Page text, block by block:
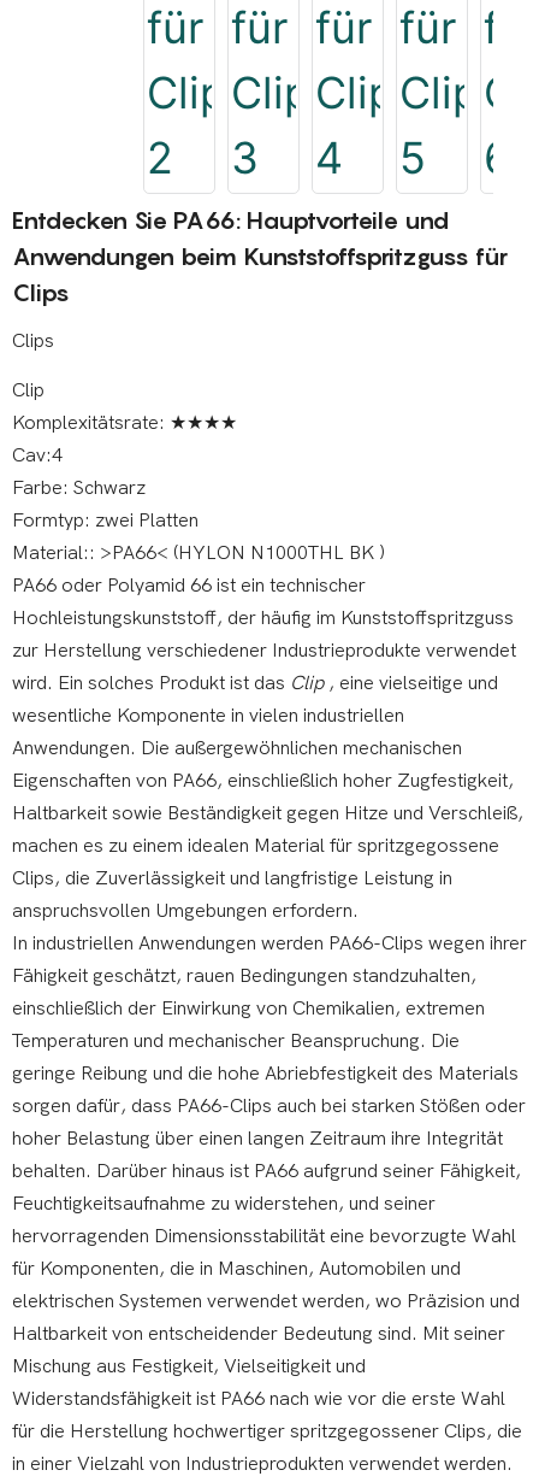
Entdecken Sie PA66: Hauptvorteile und
Anwendungen beim Kunststoffspritzguss für
Clips
Clips
Clip
Komplexitätsrate: ★★★★
Cav:4
Farbe: Schwarz
Formtyp: zwei Platten
Material:: >PA66< (HYLON N1000THL BK )
PA66 oder Polyamid 66 ist ein technischer
Hochleistungskunststoff, der häufig im Kunststoffspritzguss
zur Herstellung verschiedener Industrieprodukte verwendet
wird. Ein solches Produkt ist das Clip , eine vielseitige und
wesentliche Komponente in vielen industriellen
Anwendungen. Die außergewöhnlichen mechanischen
Eigenschaften von PA66, einschließlich hoher Zugfestigkeit,
Haltbarkeit sowie Beständigkeit gegen Hitze und Verschleiß,
machen es zu einem idealen Material für spritzgegossene
Clips, die Zuverlässigkeit und langfristige Leistung in
anspruchsvollen Umgebungen erfordern.
In industriellen Anwendungen werden PA66-Clips wegen ihrer
Fähigkeit geschätzt, rauen Bedingungen standzuhalten,
einschließlich der Einwirkung von Chemikalien, extremen
Temperaturen und mechanischer Beanspruchung. Die
geringe Reibung und die hohe Abriebfestigkeit des Materials
sorgen dafür, dass PA66-Clips auch bei starken Stößen oder
hoher Belastung über einen langen Zeitraum ihre Integrität
behalten. Darüber hinaus ist PA66 aufgrund seiner Fähigkeit,
Feuchtigkeitsaufnahme zu widerstehen, und seiner
hervorragenden Dimensionsstabilität eine bevorzugte Wahl
für Komponenten, die in Maschinen, Automobilen und
elektrischen Systemen verwendet werden, wo Präzision und
Haltbarkeit von entscheidender Bedeutung sind. Mit seiner
Mischung aus Festigkeit, Vielseitigkeit und
Widerstandsfähigkeit ist PA66 nach wie vor die erste Wahl
für die Herstellung hochwertiger spritzgegossener Clips, die
in einer Vielzahl von Industrieprodukten verwendet werden.